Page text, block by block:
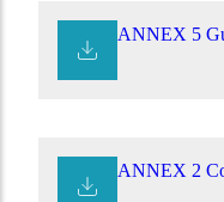
ANNEX 5
ANNEX 2